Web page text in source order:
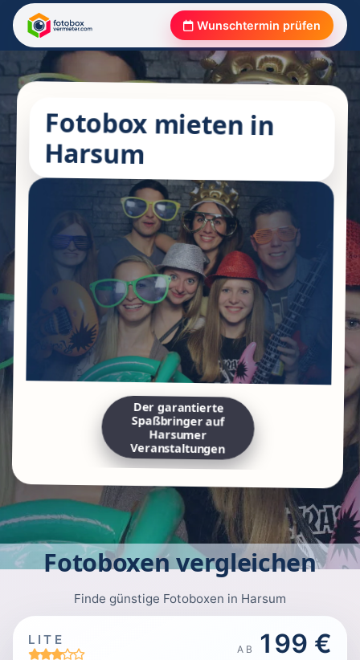
Wunschtermin prüfen
Fotobox mieten in
Harsum
Der garantierte
Spaßbringer auf
Harsumer
Veranstaltungen
Fotoboxen vergleichen
Finde günstige Fotoboxen in Harsum
LITE
AB 199 €